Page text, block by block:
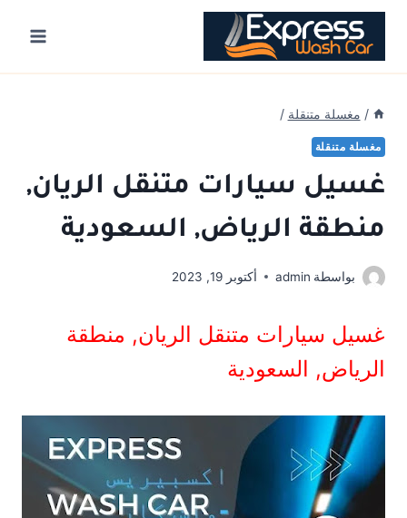
Skip
content
/ مغسلة متنقلة /
مغسلة متنقلة
غسيل سيارات متنقل الريان,
منطقة الرياض, السعودية
بواسطة admin أكتوبر 19, 2023
غسيل سيارات متنقل الريان, منطقة
الرياض, السعودية